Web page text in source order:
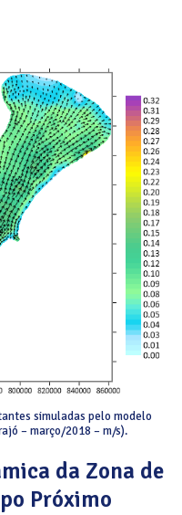
simuladas pelo modelo
– março/2018 – m/s).
da Zona de
Próximo